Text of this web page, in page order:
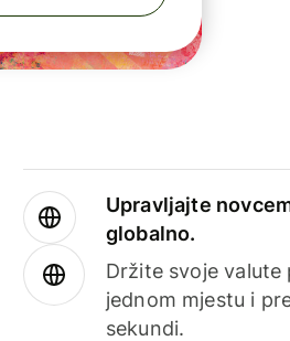
Upravljajte
globalno.
Držite svoje valute
jednom mjestu i
sekundi.